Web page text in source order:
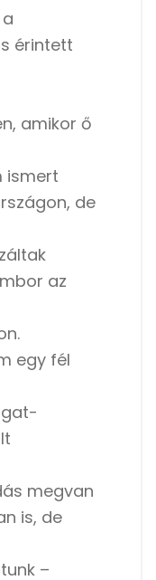
érintett
amikor ő
ismert
de
az
egy fél
megvan
is, de
–